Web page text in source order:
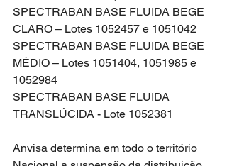
SPECTRABAN BASE FLUIDA BEGE
CLARO – Lotes 1052457 e 1051042
SPECTRABAN BASE FLUIDA BEGE
MÉDIO – Lotes 1051404, 1051985 e
1052984
SPECTRABAN BASE FLUIDA
TRANSLÚCIDA - Lote 1052381
Anvisa determina em todo o território